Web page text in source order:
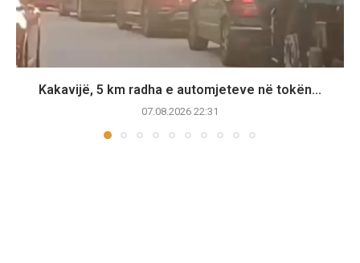
Kakavijë, 5 km radha e automjeteve në tokën...
07.08.2026 22:31